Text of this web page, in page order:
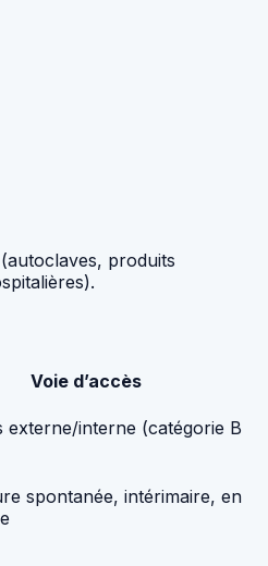
produits
Voie d’accès
externe/interne (catégorie B
spontanée, intérimaire, en